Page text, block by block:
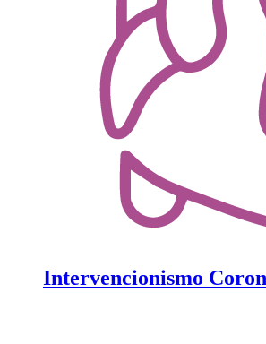
Intervencionismo